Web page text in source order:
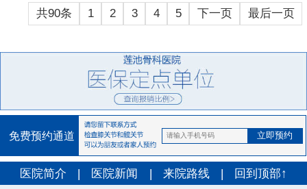
共90条 1 2 3 4 5 下一页 最后一页
免费预约通道
医院简介 | 医院新闻 | 来院路线 | 回到顶部↑